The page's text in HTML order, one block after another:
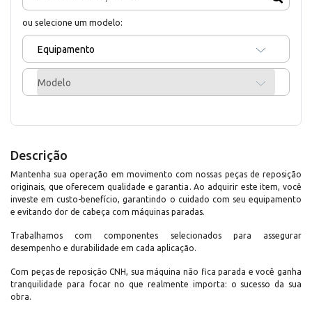
ou selecione um modelo:
Equipamento
Modelo
Descrição
Mantenha sua operação em movimento com nossas peças de reposição
originais, que oferecem qualidade e garantia. Ao adquirir este item, você
investe em custo-benefício, garantindo o cuidado com seu equipamento
e evitando dor de cabeça com máquinas paradas.
Trabalhamos com componentes selecionados para assegurar
desempenho e durabilidade em cada aplicação.
Com peças de reposição CNH, sua máquina não fica parada e você ganha
tranquilidade para focar no que realmente importa: o sucesso da sua
obra.